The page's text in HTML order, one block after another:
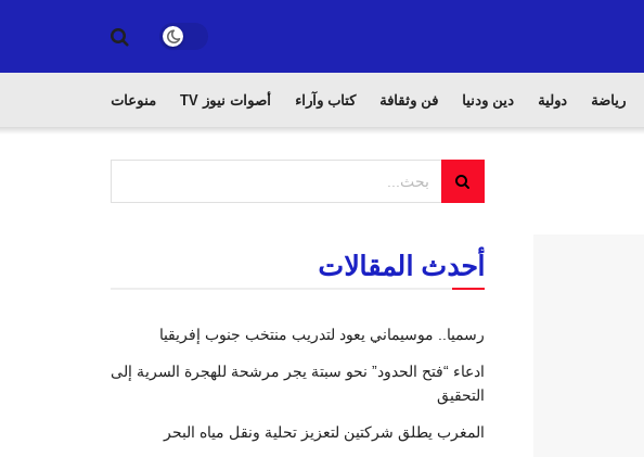
رياضة دولية دين ودنيا فن وثقافة كتاب وآراء أصوات نيوز TV منوعات
أحدث المقالات
رسميا.. موسيماني يعود لتدريب منتخب جنوب إفريقيا
ادعاء “فتح الحدود” نحو سبتة يجر مرشحة للهجرة السرية إلى
التحقيق
المغرب يطلق شركتين لتعزيز تحلية ونقل مياه البحر